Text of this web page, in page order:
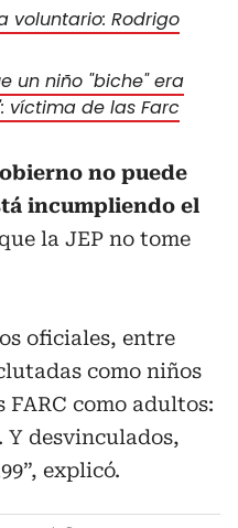
voluntario: Rodrigo
un niño "biche" era
víctima de las Farc
no puede
incumpliendo el
la JEP no tome
oficiales, entre
como niños
FARC como adultos:
Y desvinculados,
explicó.